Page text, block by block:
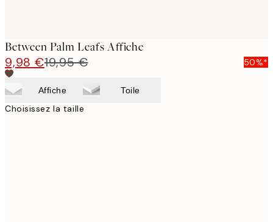
Between Palm Leafs Affiche
9,98 €19,95 € 50%*
Affiche Toile
Choisissez la taille